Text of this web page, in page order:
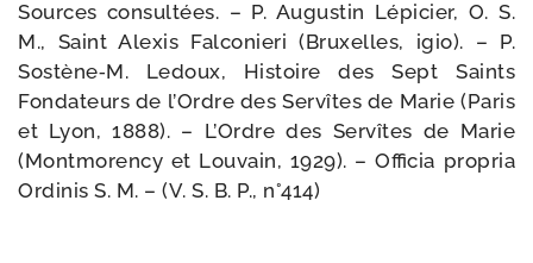
Sources consul­tées. – P. Augustin Lépicier, O. S.
M., Saint Alexis Falconieri (Bruxelles, igio). – P.
Sostène‑M. Ledoux, Histoire des Sept Saints
Fondateurs de l’Ordre des Servîtes de Marie (Paris
et Lyon, 1888). – L’Ordre des Servîtes de Marie
(Montmorency et Louvain, 1929). – Officia pro­pria
Ordinis S. M. – (V. S. B. P., n°414)